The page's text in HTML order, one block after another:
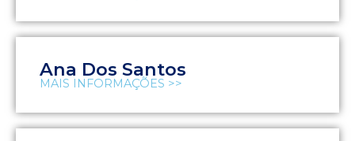
Ana Dos Santos
MAIS INFORMAÇÕES >>